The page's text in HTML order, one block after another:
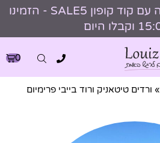
5% הנחה עם קוד קופון SALE5 - הזמינו
0
» ורדים טיטאניק ורוד בייבי פרימיום